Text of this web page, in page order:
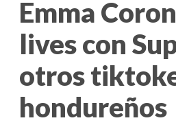
Emma
lives con
otros
hondureños